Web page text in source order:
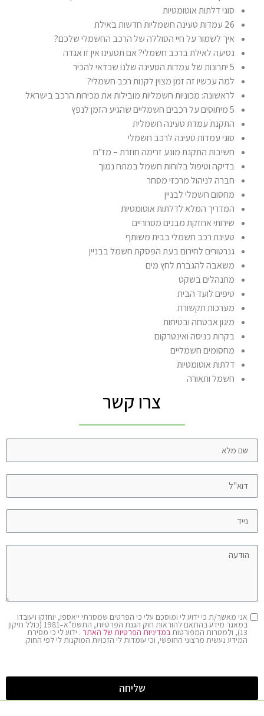
סוגי דלתות אוטומטיות
26 עמדות טעינה חשמליות חדשות באילת
איך לשמור על חיי הסוללה של הרכב החשמלי שלכם?
נסיעה לאילת ברכב חשמלי? אם תטעינו אין זו אגדה
5 יתרונות של עמדות הטעינה שלנו שכדאי להכיר
למה עכשיו זה זמן מצוין לקנות רכב חשמלי?
לראשונה: מכוניות חשמליות מובילות את מכירות הרכב בישראל
5 מיתוסים על רכבים חשמליים שהגיע הזמן לנפץ
התקנת עמדת טעינה חשמלית
סוגי עמדות טעינה לרכב חשמלי
חשיבות התקנת מונע זרימה חוזרת – מז"ח
בדיקה וטיפול בלוחות חשמל במתח נמוך
חברה לניהול מרכזי מסחר
מחסום חשמלי לבניין
המדריך המלא לדלתות אוטומטיות
שירותי אחזקת מבנים מסחריים
טעינת רכב חשמלי בבית משותף
גנרטורים לחירום בעת הפסקת חשמל בבניין
משאבה להגברת לחץ מים
מתנהלים בשקט
טיפים לועד הבית
מערכות תקשורת
מיגון אבטחה ובטיחות
בקרות כניסה ואינטרקום
מחסומים חשמליים
דלתות אוטומטיות
חשמל ותאורה
צרו קשר
אני מאשר/ת כי ידוע לי ומוסכם עלי כי הפרטים שמסרתי ייאספו, יוחזקו ויעובדו
במאגר מידע בהתאם להוראות חוק הגנת הפרטיות, התשמ"א–1981 (כולל תיקון
13), ולמטרות המפורטות במדיניות הפרטיות של האתר . ידוע לי כי מסירת
המידע נעשית מרצוני החופשי, וכי עומדות לי הזכויות המוקנות לי לפי החוק.
שליחה